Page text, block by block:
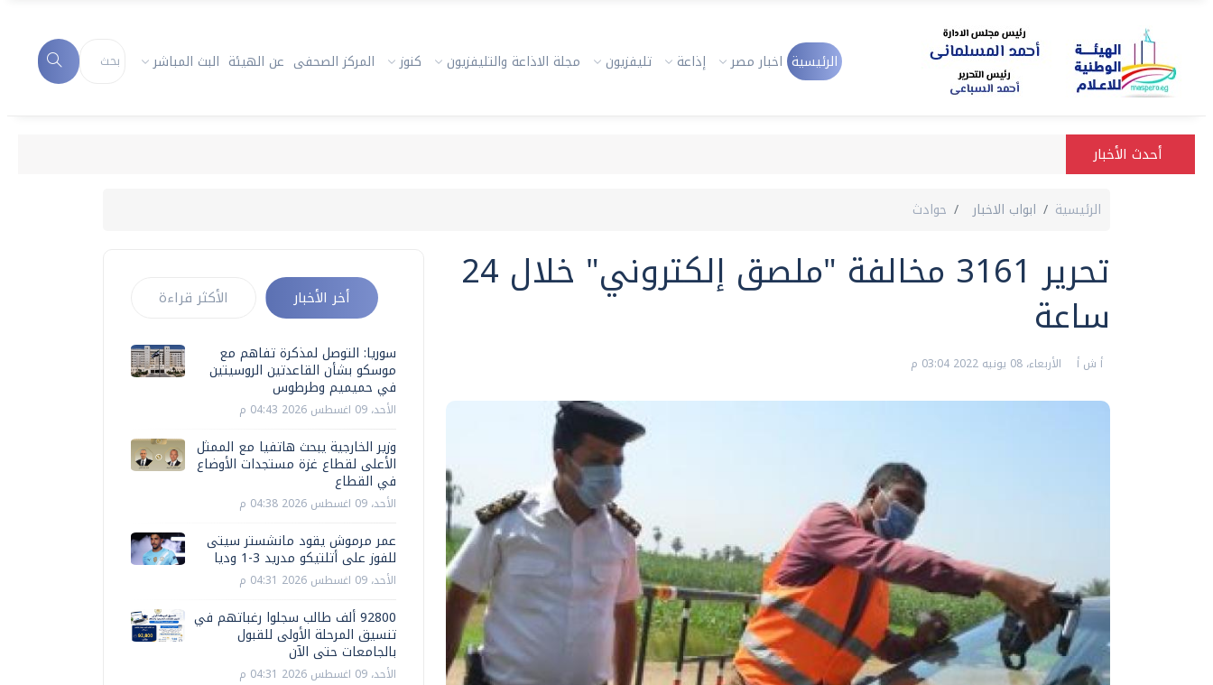
الرئيسية اخبار مصر إذاعة تليفزيون مجلة الاذاعة والتليفزيون كنوز المركز الصحفى عن الهيئة البث المباشر
أحدث الأخبار
الرئيسية ابواب الاخبار حوادث
تحرير 3161 مخالفة "ملصق إلكتروني" خلال 24
ساعة
أ ش أ الأربعاء، 08 يونيه 2022 03:04 م
أخر الأخبار الأكثر قراءة
سوريا: التوصل لمذكرة تفاهم مع
موسكو بشأن القاعدتين الروسيتين
في حميميم وطرطوس
الأحد، 09 اغسطس 2026 04:43 م
وزير الخارجية يبحث هاتفيا مع الممثل
الأعلى لقطاع غزة مستجدات الأوضاع
في القطاع
الأحد، 09 اغسطس 2026 04:38 م
عمر مرموش يقود مانشستر سيتى
للفوز على أتلتيكو مدريد 3-1 وديا
الأحد، 09 اغسطس 2026 04:31 م
92800 ألف طالب سجلوا رغباتهم في
تنسيق المرحلة الأولى للقبول
بالجامعات حتى الآن
الأحد، 09 اغسطس 2026 04:31 م